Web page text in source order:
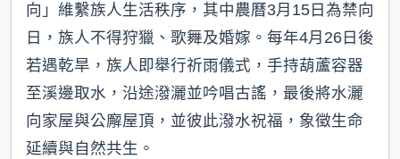
向」維繫族人生活秩序，其中農曆3月15日為禁向
日，族人不得狩獵、歌舞及婚嫁。每年4月26日後
若遇乾旱，族人即舉行祈雨儀式，手持葫蘆容器
至溪邊取水，沿途潑灑並吟唱古謠，最後將水灑
向家屋與公廨屋頂，並彼此潑水祝福，象徵生命
延續與自然共生。